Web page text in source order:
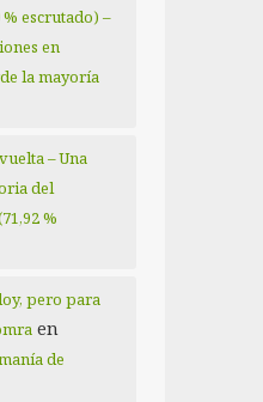
escrutado) –
en
la mayoría
– Una
del
%
pero para
en
de